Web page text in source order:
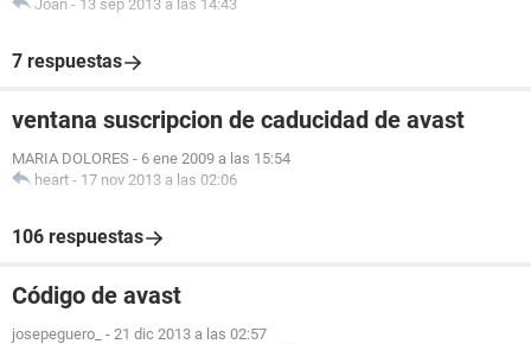
Joan - 13 sep 2013 a las 14:43
7 respuestas
ventana suscripcion de caducidad de avast
MARIA DOLORES - 6 ene 2009 a las 15:54
heart - 17 nov 2013 a las 02:06
106 respuestas
Código de avast
josepeguero_ - 21 dic 2013 a las 02:57